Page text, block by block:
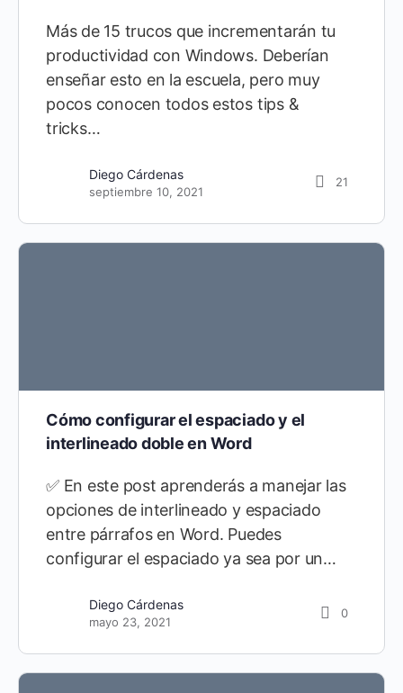
Más de 15 trucos que incrementarán tu
productividad con Windows. Deberían
enseñar esto en la escuela, pero muy
pocos conocen todos estos tips &
tricks…
Diego Cárdenas
septiembre 10, 2021
21
Cómo configurar el espaciado y el
interlineado doble en Word
✅ En este post aprenderás a manejar las
opciones de interlineado y espaciado
entre párrafos en Word. Puedes
configurar el espaciado ya sea por un…
Diego Cárdenas
mayo 23, 2021
0